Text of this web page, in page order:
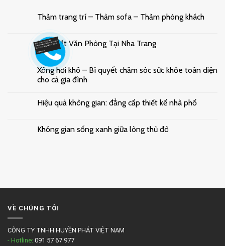
Thảm trang trí – Thảm sofa – Thảm phòng khách
Nội Thất Văn Phòng Tại Nha Trang
Xông hơi khô – Bí quyết chăm sóc sức khỏe toàn diện
cho cả gia đình
Hiệu quả không gian: đẳng cấp thiết kế nhà phố
Không gian sống xanh giữa lòng thủ đô
VỀ CHÚNG TÔI
CÔNG TY TNHH HUYỀN PHÁT VIỆT NAM
- Hotline: 091 57 67 977